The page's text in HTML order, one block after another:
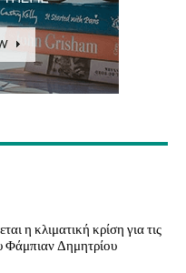
η κλιματική κρίση για τις
Φάμπιαν Δημητρίου